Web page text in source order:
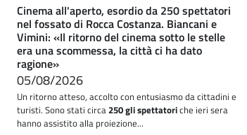
Cinema all'aperto, esordio da 250 spettatori
nel fossato di Rocca Costanza. Biancani e
Vimini: «Il ritorno del cinema sotto le stelle
era una scommessa, la città ci ha dato
ragione»
05/08/2026
Un ritorno atteso, accolto con entusiasmo da cittadini e
turisti. Sono stati circa250 gli spettatoriche ieri sera
hanno assistito alla proiezione...